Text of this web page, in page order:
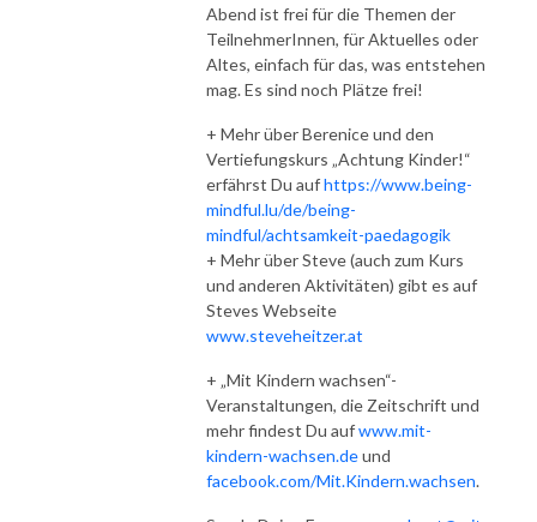
Abend ist frei für die Themen der
TeilnehmerInnen, für Aktuelles oder
Altes, einfach für das, was entstehen
mag. Es sind noch Plätze frei!
+ Mehr über Berenice und den
Vertiefungskurs „Achtung Kinder!“
erfährst Du aufhttps://www.being-
mindful.lu/de/being-
mindful/achtsamkeit-paedagogik
+ Mehr über Steve (auch zum Kurs
und anderen Aktivitäten) gibt es auf
Steves Webseite
www.steveheitzer.at
+ „Mit Kindern wachsen“-
Veranstaltungen, die Zeitschrift und
mehr findest Du aufwww.mit-
kindern-wachsen.deund
facebook.com/Mit.Kindern.wachsen.